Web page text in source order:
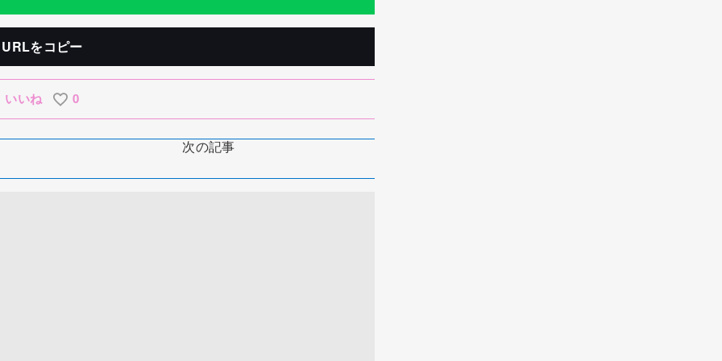
URLをコピー
いいね 0
次の記事